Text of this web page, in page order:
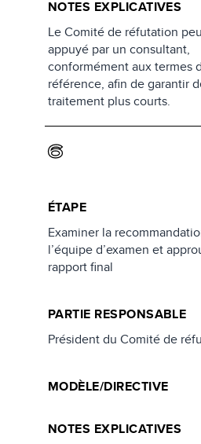
NOTES EXPLICATIVES
Le Comité de réfutation
appuyé par un consultant,
conformément aux termes
référence, afin de garantir
traitement plus courts.
6
ÉTAPE
Examiner la
l’équipe d’examen et
rapport final
PARTIE RESPONSABLE
Président du Comité de
MODÈLE/DIRECTIVE
NOTES EXPLICATIVES